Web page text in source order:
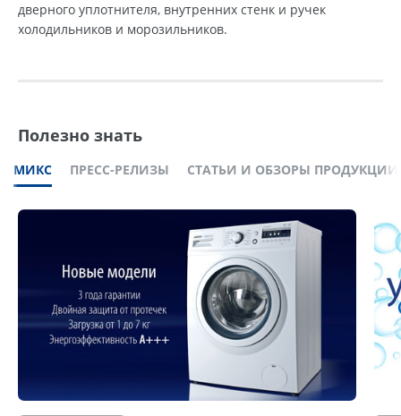
дверного уплотнителя, внутренних стенк и ручек
холодильников и морозильников.
Полезно знать
МИКС ПРЕСС-РЕЛИЗЫ СТАТЬИ И ОБЗОРЫ ПРОДУКЦИИ